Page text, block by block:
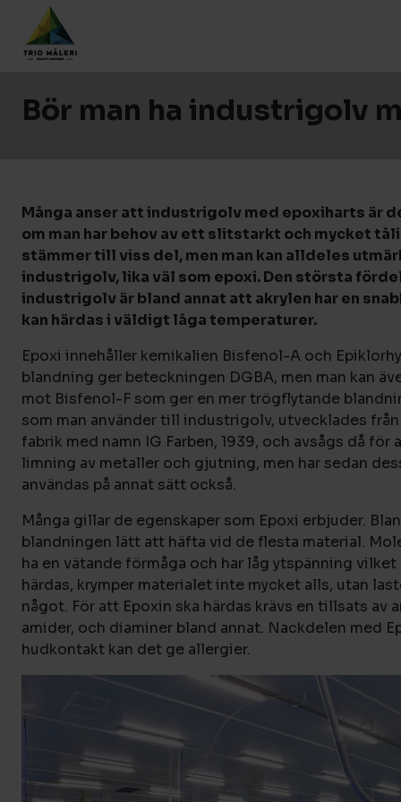
Bör man ha industrigolv
Många anser att industrigolv med epoxiharts är
om man har behov av ett slitstarkt och mycket
stämmer till viss del, men man kan alldeles
industrigolv, lika väl som epoxi. Den största
industrigolv är bland annat att akrylen har en
kan härdas i väldigt låga temperaturer.
Epoxi innehåller kemikalien Bisfenol-A och
blandning ger beteckningen DGBA, men man kan
mot Bisfenol-F som ger en mer trögflytande
som man använder till industrigolv, utvecklades från
fabrik med namn IG Farben, 1939, och avsågs då för
limning av metaller och gjutning, men har sedan
användas på annat sätt också.
Många gillar de egenskaper som Epoxi erbjuder.
blandningen lätt att häfta vid de flesta material.
ha en vätande förmåga och har låg ytspänning
härdas, krymper materialet inte mycket alls, utan
något. För att Epoxin ska härdas krävs en tillsats av
amider, och diaminer bland annat. Nackdelen med
hudkontakt kan det ge allergier.